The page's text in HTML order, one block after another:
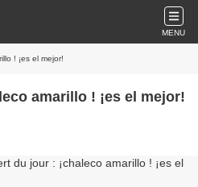
MENU
! ¡es el mejor!
du jour : ¡chaleco amarillo ! ¡es el mejor!